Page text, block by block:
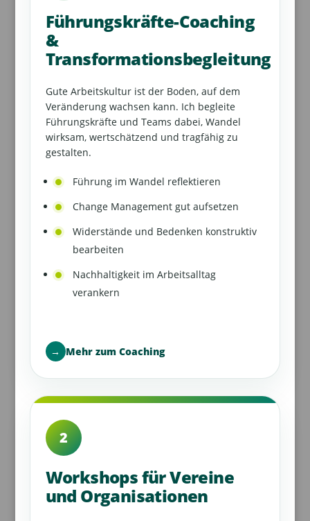
Führungskräfte-Coaching
&
Transformationsbegleitung
Gute Arbeitskultur ist der Boden, auf dem
Veränderung wachsen kann. Ich begleite
Führungskräfte und Teams dabei, Wandel
wirksam, wertschätzend und tragfähig zu
gestalten.
Führung im Wandel reflektieren
Change Management gut aufsetzen
Widerstände und Bedenken konstruktiv
bearbeiten
Nachhaltigkeit im Arbeitsalltag
verankern
→ Mehr zum Coaching
2
Workshops für Vereine
und Organisationen